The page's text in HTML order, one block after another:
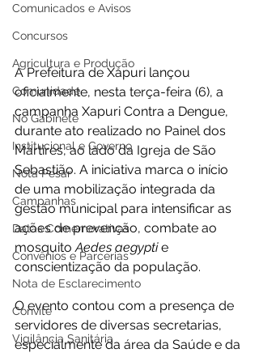
Comunicados e Avisos
Concursos
Agricultura e Produção
Comunidade
No Gabinete
Institucional e Governo
Nota Pesar
Campanhas
Datas Comemorativas
Convênios e Parcerias
Nota de Esclarecimento
Convite
Vigilância Sanitária
A Prefeitura de Xapuri lançou
oficialmente, nesta terça-feira (6), a
campanha Xapuri Contra a Dengue,
durante ato realizado no Painel dos
Mártires, ao lado da Igreja de São
Sebastião. A iniciativa marca o início
de uma mobilização integrada da
gestão municipal para intensificar as
ações de prevenção, combate ao
mosquito Aedes aegypti e
conscientização da população.
O evento contou com a presença de
servidores de diversas secretarias,
especialmente da área da Saúde e da